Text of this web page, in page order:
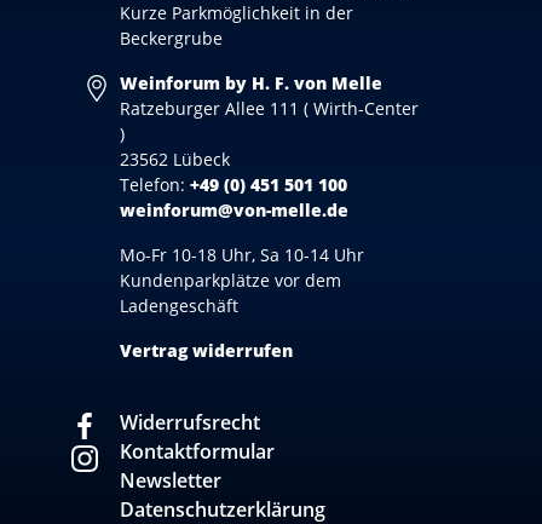
Kurze Parkmöglichkeit in der
Beckergrube
Weinforum by H. F. von Melle
Ratzeburger Allee 111 ( Wirth-Center
)
23562 Lübeck
Telefon: +49 (0) 451 501 100
weinforum@von-melle.de
Mo-Fr 10-18 Uhr, Sa 10-14 Uhr
Kundenparkplätze vor dem
Ladengeschäft
Vertrag widerrufen
Widerrufsrecht
Kontaktformular
Newsletter
Datenschutzerklärung